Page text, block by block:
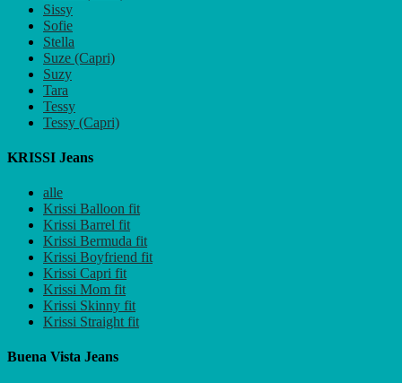
Sissy
Sofie
Stella
Suze (Capri)
Suzy
Tara
Tessy
Tessy (Capri)
KRISSI Jeans
alle
Krissi Balloon fit
Krissi Barrel fit
Krissi Bermuda fit
Krissi Boyfriend fit
Krissi Capri fit
Krissi Mom fit
Krissi Skinny fit
Krissi Straight fit
Buena Vista Jeans